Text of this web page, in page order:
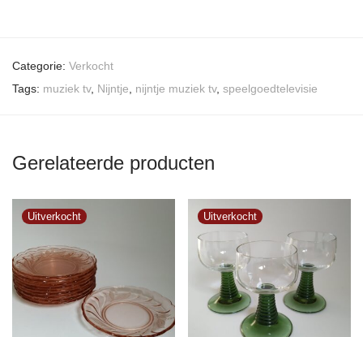
Categorie: Verkocht
Tags: muziek tv, Nijntje nijntje muziek tv, speelgoedtelevisie
Gerelateerde producten